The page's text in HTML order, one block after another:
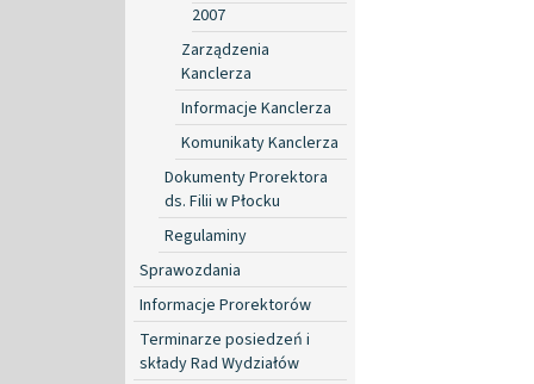
2007
Zarządzenia
Kanclerza
Informacje Kanclerza
Komunikaty Kanclerza
Dokumenty Prorektora
ds. Filii w Płocku
Regulaminy
Sprawozdania
Informacje Prorektorów
Terminarze posiedzeń i
składy Rad Wydziałów